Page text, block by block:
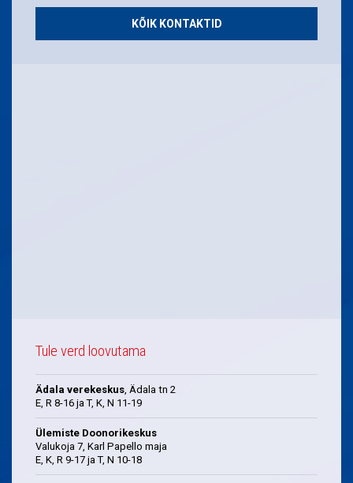
KÕIK KONTAKTID
Tule verd loovutama
Ädala verekeskus, Ädala tn 2
E, R 8-16 ja T, K, N 11-19
Ülemiste Doonorikeskus
Valukoja 7, Karl Papello maja
E, K, R 9-17 ja T, N 10-18